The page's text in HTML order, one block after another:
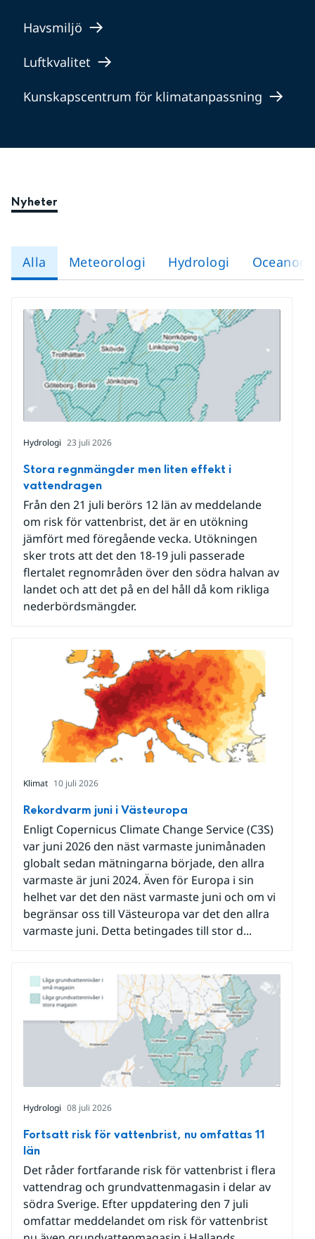
Havsmiljö
Luftkvalitet
Kunskapscentrum för klimatanpassning
Nyheter
Alla Meteorologi Hydrologi
Hydrologi 23 juli 2026
Stora regnmängder men liten effekt i
vattendragen
Från den 21 juli berörs 12 län av meddelande
om risk för vattenbrist, det är en utökning
jämfört med föregående vecka. Utökningen
sker trots att det den 18-19 juli passerade
flertalet regnområden över den södra halvan av
landet och att det på en del håll då kom rikliga
nederbördsmängder.
Klimat 10 juli 2026
Rekordvarm juni i Västeuropa
Enligt Copernicus Climate Change Service (C3S)
var juni 2026 den näst varmaste junimånaden
globalt sedan mätningarna började, den allra
varmaste är juni 2024. Även för Europa i sin
helhet var det den näst varmaste juni och om vi
begränsar oss till Västeuropa var det den allra
varmaste juni. Detta betingades till stor d...
Hydrologi 08 juli 2026
Fortsatt risk för vattenbrist, nu omfattas 11
län
Det råder fortfarande risk för vattenbrist i flera
vattendrag och grundvattenmagasin i delar av
södra Sverige. Efter uppdatering den 7 juli
omfattar meddelandet om risk för vattenbrist